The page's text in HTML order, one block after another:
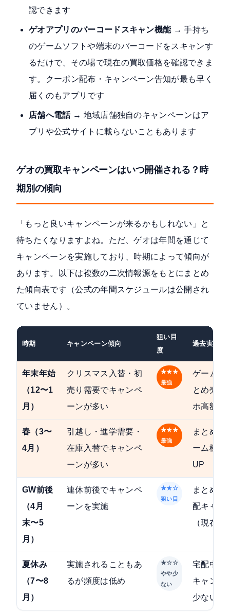
認できます
ゲオアプリのバーコードスキャン機能→ 手持ち
のゲームソフトや端末のバーコードをスキャンす
るだけで、その場で現在の買取価格を確認できま
す。クーポン配布・キャンペーン告知が最も早く
届くのもアプリです
店舗へ電話→ 地域店舗独自のキャンペーンはア
プリや公式サイトに載らないこともあります
ゲオの買取キャンペーンはいつ開催される？時
期別の傾向
「もっと良いキャンペーンが来るかもしれない」と
待ちたくなりますよね。ただ、ゲオは年間を通じて
キャンペーンを実施しており、時期によって傾向が
あります。以下は複数の二次情報源をもとにまとめ
た傾向表です（公式の年間スケジュールは公開され
ていません）。
時期 キャンペーン傾向
狙い目
度
過去実績例
年末年始
（12〜1
月）
クリスマス入替・初
売り需要でキャンペ
ーンが多い
★★★
最強
ゲームソ
とめ売り
ホ高額買
春（3〜
4月）
引越し・進学需要・
在庫入替でキャンペ
ーンが多い
★★★
最強
まとめ売
ーム機本
UP
GW前後
（4月
末〜5
月）
連休前後でキャンペ
ーンを実施
★★☆
狙い目
まとめ売
配キャン
（現在実
夏休み
（7〜8
月）
実施されることもあ
るが頻度は低め
★☆☆
やや少
ない
宅配中心
キャンペ
少ない傾